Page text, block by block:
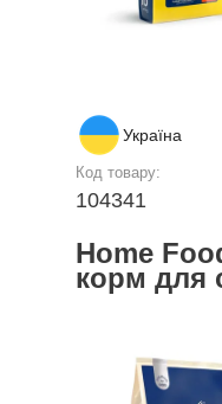
Україна
Код товару:
104341
Home
корм для